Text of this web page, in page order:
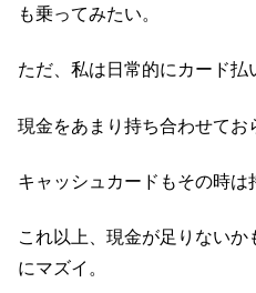
も乗ってみたい。
ただ、私は日常的にカード払
現金をあまり持ち合わせてお
キャッシュカードもその時は
これ以上、現金が足りない
にマズイ。